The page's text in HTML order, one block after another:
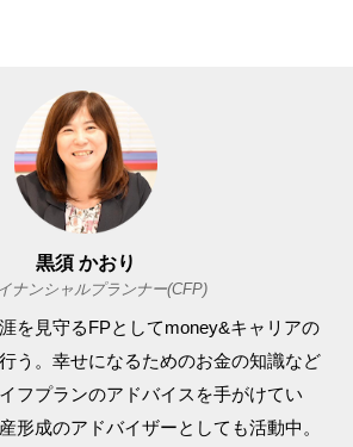
黒須 かおり
ナンシャルプランナー(CFP)
を見守るFPとしてmoney&キャリアの
う。幸せになるためのお金の知識など
フプランのアドバイスを手がけてい
形成のアドバイザーとしても活動中。